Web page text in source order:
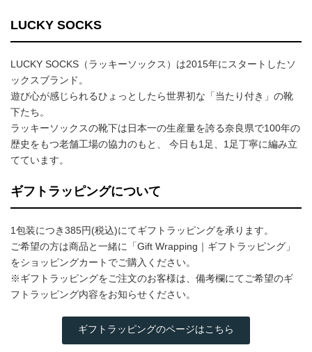
LUCKY SOCKS
LUCKY SOCKS（ラッキーソックス）は2015年にスタートしたソ
ックスブランド。
遊び心が感じられるひょっとしたら世界初な「当たり付き」の靴
下たち。
ラッキーソックスの靴下は日本一の生産量を誇る奈良県で100年の
歴史をもつ老舗工場の協力のもと、 今日も1足、1足丁寧に編み立
てています。
ギフトラッピングについて
1包装につき385円(税込)にてギフトラッピングを承ります。
ご希望の方は商品と一緒に「Gift Wrapping｜ギフトラッピング」
をショッピングカートでご購入ください。
※ギフトラッピングをご注文のお客様は、備考欄にてご希望のギ
フトラッピング内容をお知らせください。
ギフトラッピングのページはこちら